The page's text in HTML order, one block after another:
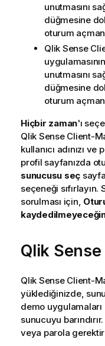
unutmasını
düğmesine
oturum
Qlik Sense
unutmasını
düğmesine
oturum
Hiçbir zaman'ı
Qlik Sense Client-
kullanıcı adınızı ve
profil sayfanızda
sunucusu seç
seçeneği
sorulması için,
Qlik Sense
Qlik Sense Client-
yüklediğinizde,
demo
sunucuyu
veya parola